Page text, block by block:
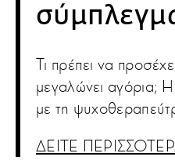
Τι πρέπει να
μεγαλώνει αγόρια;
με τη
ΔΕΙΤΕ